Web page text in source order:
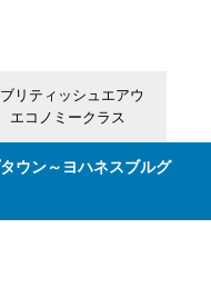
ブリティッシュエアウ
コノミークラス
ウン～ヨハネスブルグ